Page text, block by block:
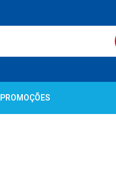
PROMOÇÕES